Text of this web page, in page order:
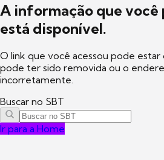
A informação que você
está disponível.
O link que você acessou pode estar
pode ter sido removida ou o
incorretamente.
Buscar no SBT
Ir para a Home